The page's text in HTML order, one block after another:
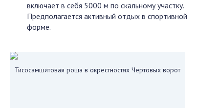
включает в себя 5000 м по скальному участку.
Предполагается активный отдых в спортивной
форме.
Тисосамшитовая роща в окрестностях Чертовых ворот